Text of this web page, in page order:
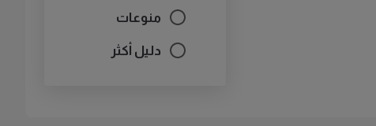
منوعات
دليل أكثر